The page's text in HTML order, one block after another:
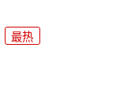
最热